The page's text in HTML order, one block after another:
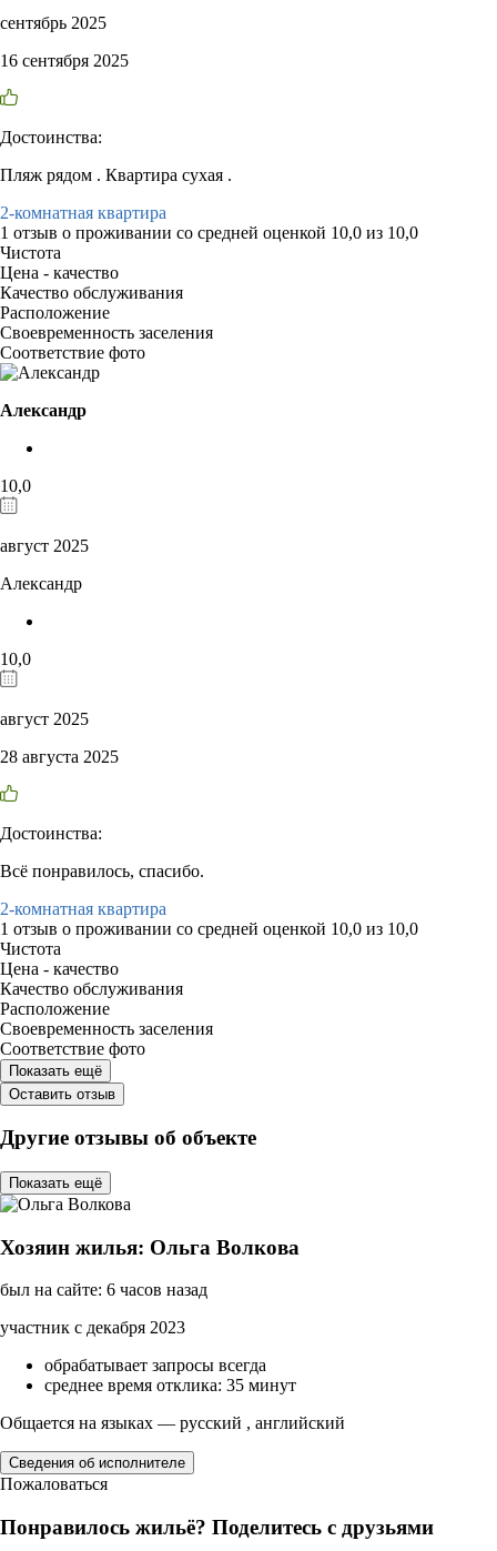
сентябрь 2025
16 сентября 2025
Достоинства:
Пляж рядом . Квартира сухая .
2-комнатная квартира
1 отзыв о проживании со средней оценкой 10,0 из 10,0
Чистота
Цена - качество
Качество обслуживания
Расположение
Своевременность заселения
Соответствие фото
Александр
10,0
август 2025
Александр
10,0
август 2025
28 августа 2025
Достоинства:
Всё понравилось, спасибо.
2-комнатная квартира
1 отзыв о проживании со средней оценкой 10,0 из 10,0
Чистота
Цена - качество
Качество обслуживания
Расположение
Своевременность заселения
Соответствие фото
Показать ещё
Оставить отзыв
Другие отзывы об объекте
Показать ещё
Хозяин жилья: Ольга Волкова
был на сайте: 6 часов назад
участник с декабря 2023
обрабатывает запросы всегда
среднее время отклика: 35 минут
Общается на языках — русский , английский
Сведения об исполнителе
Пожаловаться
Понравилось жильё? Поделитесь с друзьями